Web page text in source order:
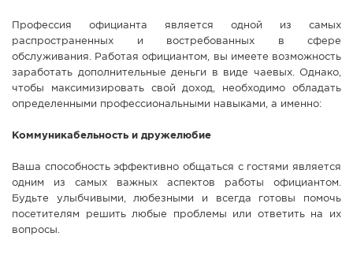
Профессия официанта является одной из самых
распространенных и востребованных в сфере
обслуживания. Работая официантом, вы имеете возможность
заработать дополнительные деньги в виде чаевых. Однако,
чтобы максимизировать свой доход, необходимо обладать
определенными профессиональными навыками, а именно:
Коммуникабельность и дружелюбие
Ваша способность эффективно общаться с гостями является
одним из самых важных аспектов работы официантом.
Будьте улыбчивыми, любезными и всегда готовы помочь
посетителям решить любые проблемы или ответить на их
вопросы.